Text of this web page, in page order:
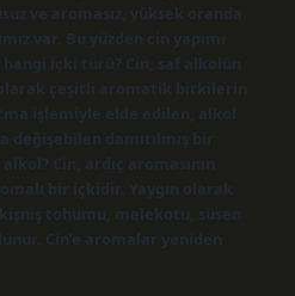
ve aromasız, yüksek oranda
var. Bu yüzden cin yapımı
içki türü? Cin, saf alkolün
çeşitli aromatik bitkilerin
işlemiyle elde edilen, alkol
değişebilen damıtılmış bir
Cin, ardıç aromasının
bir içkidir. Yaygın olarak
tohumu, melekotu, süsen
Cin’e aromalar yeniden